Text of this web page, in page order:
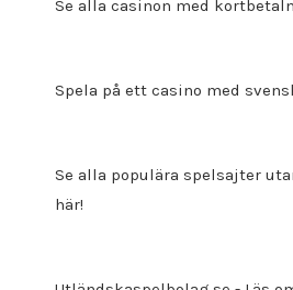
Se alla casinon med
Spela på ett casino med
Se alla populära spelsajter
här!